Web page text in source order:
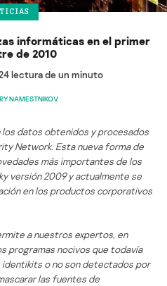
informáticas en el primer
de 2010
lectura de un minuto
NAMESTNIKOV
datos obtenidos y procesados
Network. Esta nueva forma de
más importantes de los
versión 2009 y actualmente se
en los productos corporativos
a nuestros expertos, en
programas nocivos que todavía
o no son detectados por
las fuentes de